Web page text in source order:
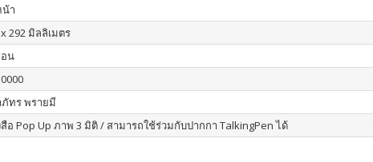
น้า
292 มิลลิเมตร
น
ทร พรายมี
อ Pop Up ภาพ 3 มิติ / สามารถใช้ร่วมกับปากกา TalkingPen ได้